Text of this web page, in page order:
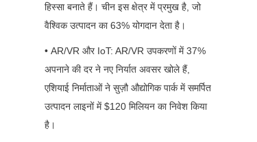
हिस्सा बनाते हैं। चीन इस क्षेत्र में प्रमुख है, जो
वैश्विक उत्पादन का 63% योगदान देता है।
• AR/VR और IoT: AR/VR उपकरणों में 37%
अपनाने की दर ने नए निर्यात अवसर खोले हैं,
एशियाई निर्माताओं ने सुज़ौ औद्योगिक पार्क में समर्पित
उत्पादन लाइनों में $120 मिलियन का निवेश किया
है।